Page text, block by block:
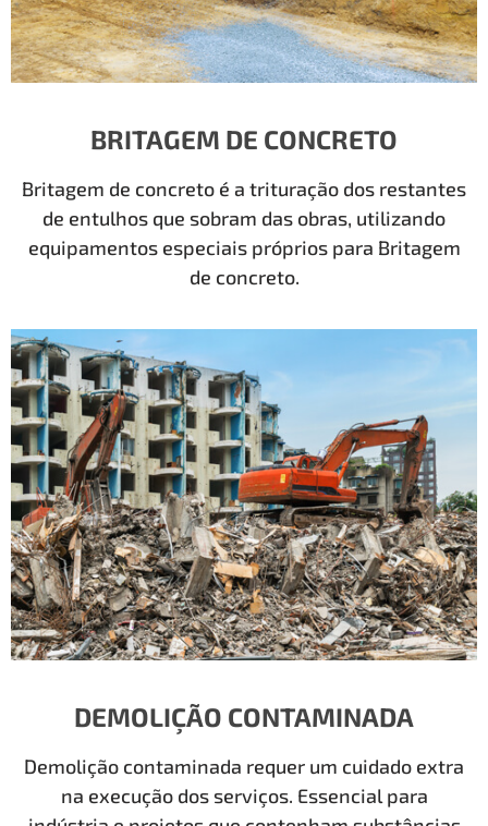
BRITAGEM DE CONCRETO
Britagem de concreto é a trituração dos restantes
de entulhos que sobram das obras, utilizando
equipamentos especiais próprios para Britagem
de concreto.
DEMOLIÇÃO CONTAMINADA
Demolição contaminada requer um cuidado extra
na execução dos serviços. Essencial para